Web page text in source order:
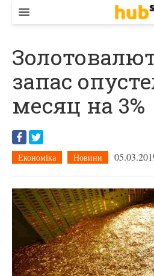
ЕКОНОМІКА
БІЗНЕС
СТАРТЕР
КОНТАКТИ
запас
месяц на 3%
Економіка Новини